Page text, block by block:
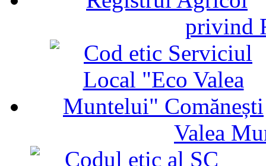
privind
Valea